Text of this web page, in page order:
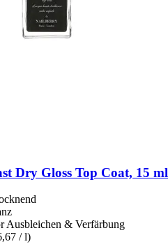
Dry Gloss Top Coat, 15 ml
Ausbleichen & Verfärbung
/ l)